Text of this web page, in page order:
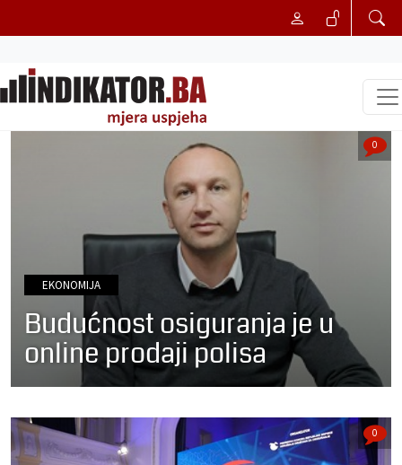
EKONOMIJA
Budućnost osiguranja je u
online prodaji polisa
0
0